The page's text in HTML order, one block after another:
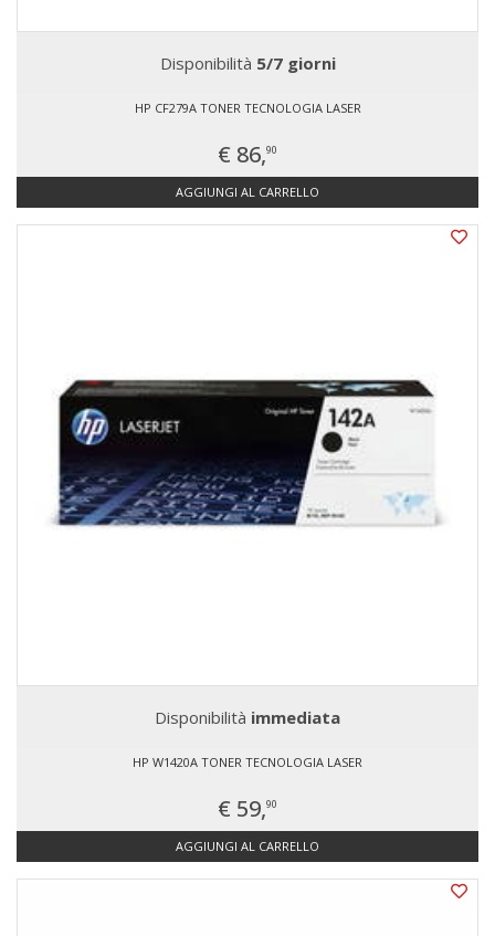
Disponibilità 5/7 giorni
HP CF279A TONER TECNOLOGIA LASER
€ 86,90
AGGIUNGI AL CARRELLO
Disponibilità immediata
HP W1420A TONER TECNOLOGIA LASER
€ 59,90
AGGIUNGI AL CARRELLO